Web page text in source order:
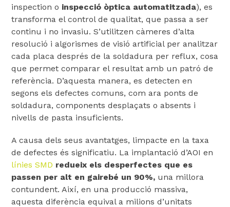
inspection o inspecció òptica automatitzada), es
transforma el control de qualitat, que passa a ser
continu i no invasiu. S’utilitzen càmeres d’alta
resolució i algorismes de visió artificial per analitzar
cada placa després de la soldadura per reflux, cosa
que permet comparar el resultat amb un patró de
referència. D’aquesta manera, es detecten en
segons els defectes comuns, com ara ponts de
soldadura, components desplaçats o absents i
nivells de pasta insuficients.
A causa dels seus avantatges, limpacte en la taxa
de defectes és significatiu. La implantació d’AOI en
línies SMD redueix els desperfectes que es
passen per alt en gairebé un 90%, una millora
contundent. Així, en una producció massiva,
aquesta diferència equival a milions d’unitats